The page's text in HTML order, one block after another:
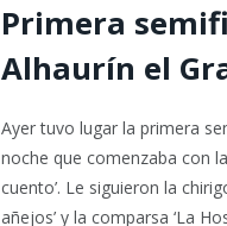
Primera
Alhaurín el
Ayer tuvo lugar la primera
noche que comenzaba con
cuento’. Le siguieron la
añejos’ y la comparsa ‘La